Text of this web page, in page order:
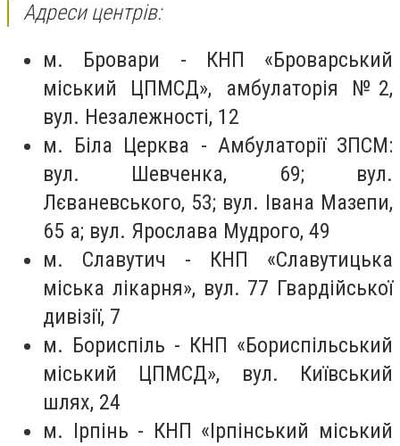
Адреси центрів:
м. Бровари - КНП «Броварський
міський ЦПМСД», амбулаторія №2,
вул. Незалежності, 12
м. Біла Церква - Амбулаторії ЗПСМ:
вул. Шевченка, 69; вул.
Лєваневського, 53; вул. Івана Мазепи,
65 а; вул. Ярослава Мудрого, 49
м. Славутич - КНП «Славутицька
міська лікарня», вул. 77 Гвардійської
дивізії, 7
м. Бориспіль - КНП «Бориспільський
міський ЦПМСД», вул. Київський
шлях, 24
м. Ірпінь - КНП «Ірпінський міський